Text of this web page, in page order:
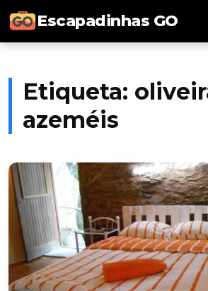
Escapadinhas GO
Etiqueta:
azeméis